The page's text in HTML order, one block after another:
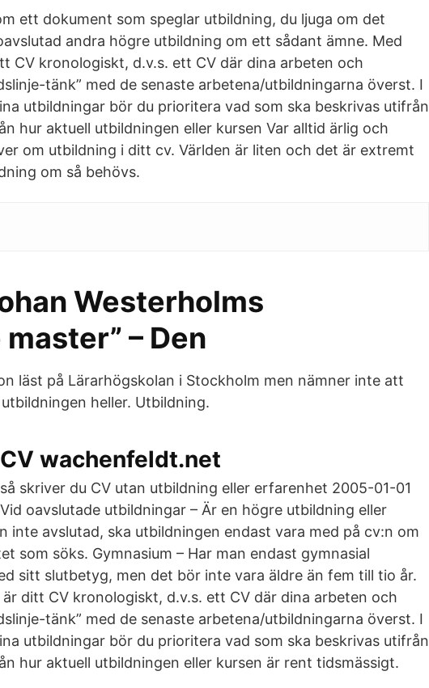
ett dokument som speglar utbildning, du ljuga om det
andra högre utbildning om ett sådant ämne. Med
CV kronologiskt, d.v.s. ett CV där dina arbeten och
tänk” med de senaste arbetena/utbildningarna överst. I
utbildningar bör du prioritera vad som ska beskrivas utifrån
hur aktuell utbildningen eller kursen Var alltid ärlig och
om utbildning i ditt cv. Världen är liten och det är extremt
om så behövs.
Westerholms
– Den
läst på Lärarhögskolan i Stockholm men nämner inte att
heller. Utbildning.
CV wachenfeldt.net
så skriver du CV utan utbildning eller erfarenhet 2005-01-01
Vid oavslutade utbildningar – Är en högre utbildning eller
inte avslutad, ska utbildningen endast vara med på cv:n om
som söks. Gymnasium – Har man endast gymnasial
sitt slutbetyg, men det bör inte vara äldre än fem till tio år.
ditt CV kronologiskt, d.v.s. ett CV där dina arbeten och
tänk” med de senaste arbetena/utbildningarna överst. I
utbildningar bör du prioritera vad som ska beskrivas utifrån
hur aktuell utbildningen eller kursen är rent tidsmässigt.